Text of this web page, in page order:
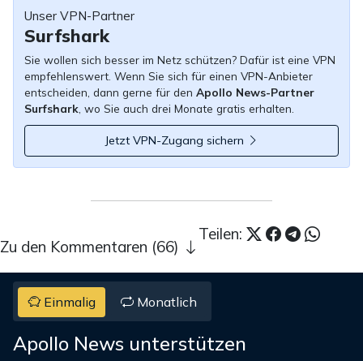
Unser VPN-Partner
Surfshark
Sie wollen sich besser im Netz schützen? Dafür ist eine VPN
empfehlenswert. Wenn Sie sich für einen VPN-Anbieter
entscheiden, dann gerne für den Apollo News-Partner
Surfshark, wo Sie auch drei Monate gratis erhalten.
Jetzt VPN-Zugang sichern
Teilen:
Zu den Kommentaren (66)
Einmalig Monatlich
Apollo News unterstützen